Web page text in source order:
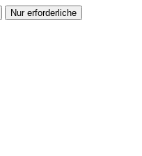
Nur erforderliche